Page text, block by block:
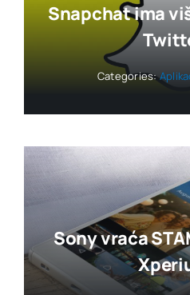
Snapchat ima
Categories:
Sony vraća